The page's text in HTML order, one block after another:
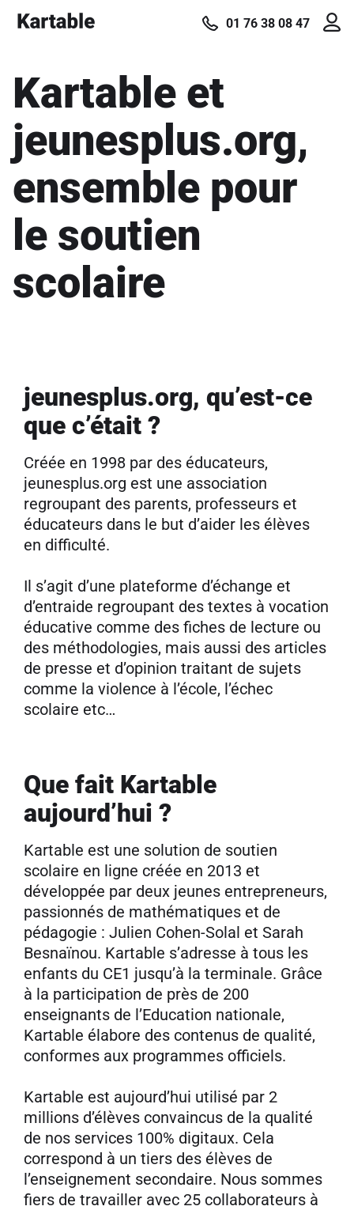
01 76 38 08 47
Kartable et
jeunesplus.org,
ensemble pour
le soutien
scolaire
jeunesplus.org, qu’est-ce
que c’était ?
Créée en 1998 par des éducateurs,
jeunesplus.org est une association
regroupant des parents, professeurs et
éducateurs dans le but d’aider les élèves
en difficulté.
Il s’agit d’une plateforme d’échange et
d’entraide regroupant des textes à vocation
éducative comme des fiches de lecture ou
des méthodologies, mais aussi des articles
de presse et d’opinion traitant de sujets
comme la violence à l’école, l’échec
scolaire etc…
Que fait Kartable
aujourd’hui ?
Kartable est une solution de soutien
scolaire en ligne créée en 2013 et
développée par deux jeunes entrepreneurs,
passionnés de mathématiques et de
pédagogie : Julien Cohen-Solal et Sarah
Besnaïnou. Kartable s’adresse à tous les
enfants du CE1 jusqu’à la terminale. Grâce
à la participation de près de 200
enseignants de l’Education nationale,
Kartable élabore des contenus de qualité,
conformes aux programmes officiels.
Kartable est aujourd’hui utilisé par 2
millions d’élèves convaincus de la qualité
de nos services 100% digitaux. Cela
correspond à un tiers des élèves de
l’enseignement secondaire. Nous sommes
fiers de travailler avec 25 collaborateurs à